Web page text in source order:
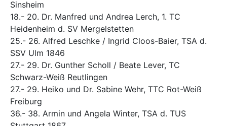
Sinsheim
18.- 20. Dr. Manfred und Andrea Lerch, 1. TC
Heidenheim d. SV Mergelstetten
25.- 26. Alfred Leschke / Ingrid Cloos-Baier, TSA d.
SSV Ulm 1846
27.- 29. Dr. Gunther Scholl / Beate Lever, TC
Schwarz-Weiß Reutlingen
27.- 29. Heiko und Dr. Sabine Wehr, TTC Rot-Weiß
Freiburg
36.- 38. Armin und Angela Winter, TSA d. TUS